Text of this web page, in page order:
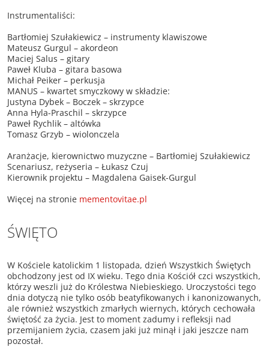
Instrumentaliści:
Bartłomiej Szułakiewicz – instrumenty klawiszowe
Mateusz Gurgul – akordeon
Maciej Salus – gitary
Paweł Kluba – gitara basowa
Michał Peiker – perkusja
MANUS – kwartet smyczkowy w składzie:
Justyna Dybek – Boczek – skrzypce
Anna Hyla-Praschil – skrzypce
Paweł Rychlik – altówka
Tomasz Grzyb – wiolonczela
Aranżacje, kierownictwo muzyczne – Bartłomiej Szułakiewicz
Scenariusz, reżyseria – Łukasz Czuj
Kierownik projektu – Magdalena Gaisek-Gurgul
Więcej na stronie mementovitae.pl
ŚWIĘTO
W Kościele katolickim 1 listopada, dzień Wszystkich Świętych
obchodzony jest od IX wieku. Tego dnia Kościół czci wszystkich,
którzy weszli już do Królestwa Niebieskiego. Uroczystości tego
dnia dotyczą nie tylko osób beatyfikowanych i kanonizowanych,
ale również wszystkich zmarłych wiernych, których cechowała
świętość za życia. Jest to moment zadumy i refleksji nad
przemijaniem życia, czasem jaki już minął i jaki jeszcze nam
pozostał.